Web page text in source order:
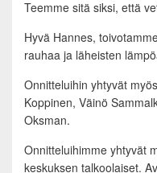
Teemme sitä siksi, että
Hyvä Hannes,
rauhaa ja läheisten
Onnitteluihin yhtyvät
Koppinen, Väinö
Oksman.
Onnitteluihimme yhtyvät
keskuksen talkoolaiset.